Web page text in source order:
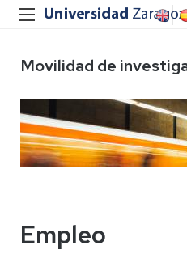
Movilidad de
Empleo